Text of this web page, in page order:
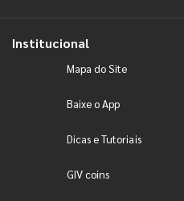
Institucional
Mapa do Site
Baixe o App
Dicas e Tutoriais
GIV coins